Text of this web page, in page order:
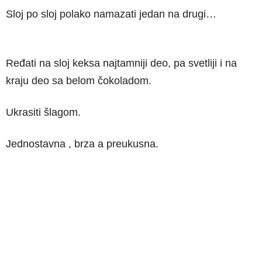
Sloj po sloj polako namazati jedan na drugi…
Ređati na sloj keksa najtamniji deo, pa svetliji i na
kraju deo sa belom čokoladom.
Ukrasiti šlagom.
Jednostavna , brza a preukusna.